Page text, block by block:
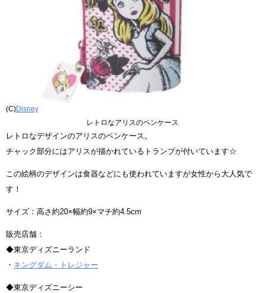
(C)Disney
レトロなアリスのペンケース
レトロなデザインのアリスのペンケース。
チャック部分にはアリスが描かれているトランプが付いています☆
この絵柄のデザインは食器などにも使われていますが女性から大人気で
す！
サイズ：高さ約20×幅約9×マチ約4.5cm
販売店舗：
◆東京ディズニーランド
・ キングダム・トレジャー
◆東京ディズニーシー